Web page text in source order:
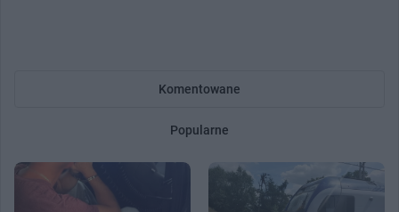
Komentowane
Popularne